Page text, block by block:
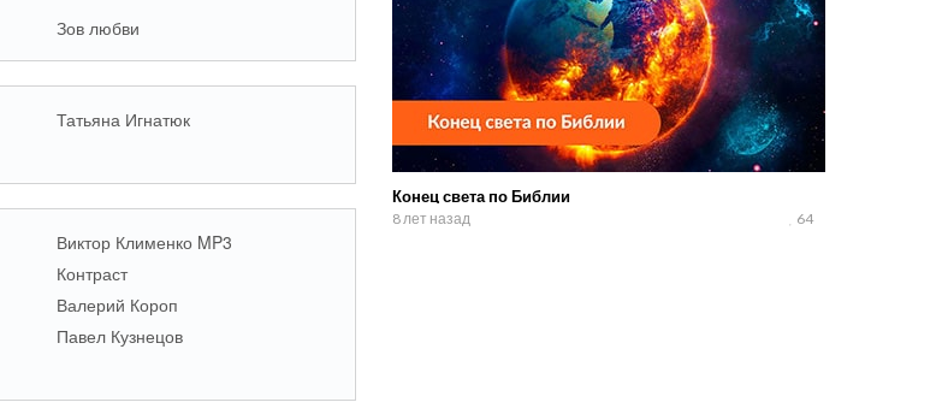
Зов любви
Татьяна Игнатюк
Виктор Клименко MP3
Контраст
Валерий Короп
Павел Кузнецов
Конец света по Библии
8 лет назад 64